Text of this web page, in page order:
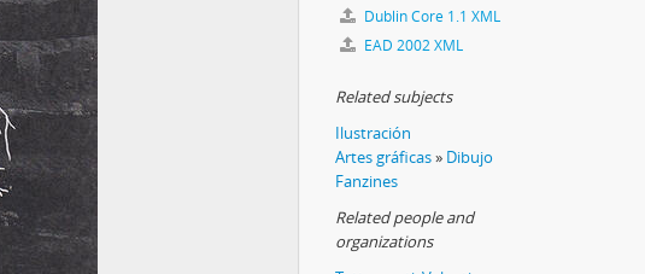
Dublin Core 1.1 XML
EAD 2002 XML
Related subjects
Ilustración
Artes gráficas» Dibujo
Fanzines
Related people and
organizations